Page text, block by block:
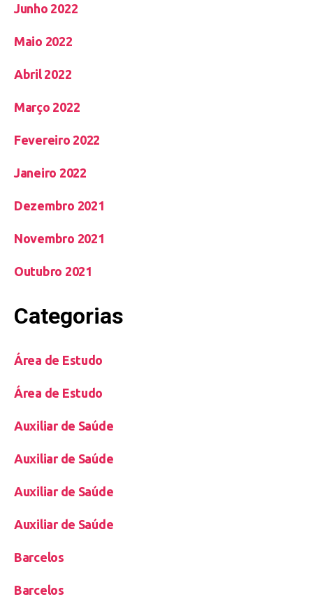
Junho 2022
Maio 2022
Abril 2022
Março 2022
Fevereiro 2022
Janeiro 2022
Dezembro 2021
Novembro 2021
Outubro 2021
Categorias
Área de Estudo
Área de Estudo
Auxiliar de Saúde
Auxiliar de Saúde
Auxiliar de Saúde
Auxiliar de Saúde
Barcelos
Barcelos